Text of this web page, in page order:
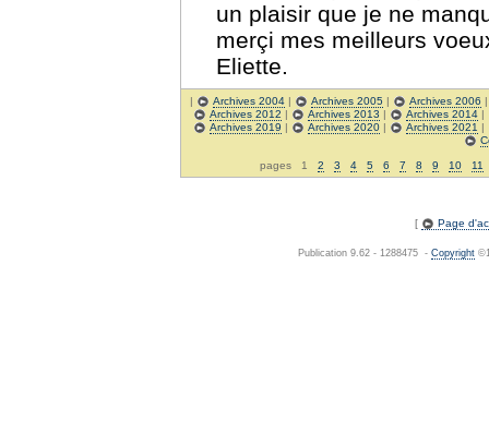
un plaisir que je ne
merçi mes meilleurs
Eliette.
| Archives 2004 | Archives 2005 | Archives 2006
Archives 2012 | Archives 2013 | Archives 2014|
Archives 2019 | Archives 2020| Archives 2021 |
pages 1 2 3 4 5 6 7 8 9 10 11
[ Page
Publication 9.62 - 1288475 - Copyright